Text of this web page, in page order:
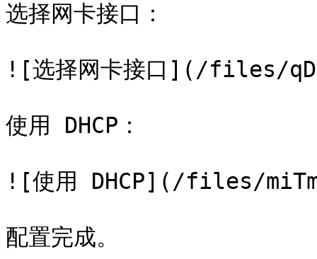
选择网卡接口：
![选择网卡接口](/files/
使用 DHCP：
![使用 DHCP](/files/
配置完成。